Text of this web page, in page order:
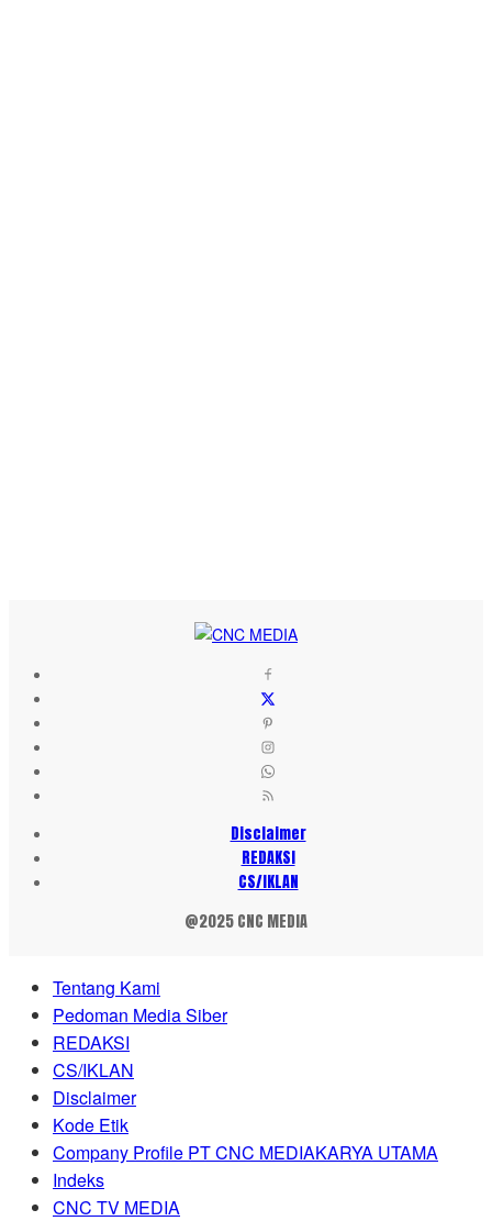
Disclaimer
REDAKSI
CS/IKLAN
@2025 CNC MEDIA
Tentang Kami
Pedoman Media Siber
REDAKSI
CS/IKLAN
Disclaimer
Kode Etik
Company Profile PT CNC MEDIAKARYA UTAMA
Indeks
CNC TV MEDIA